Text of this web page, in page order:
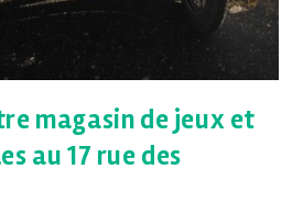
magasin de jeux et
au 17 rue des